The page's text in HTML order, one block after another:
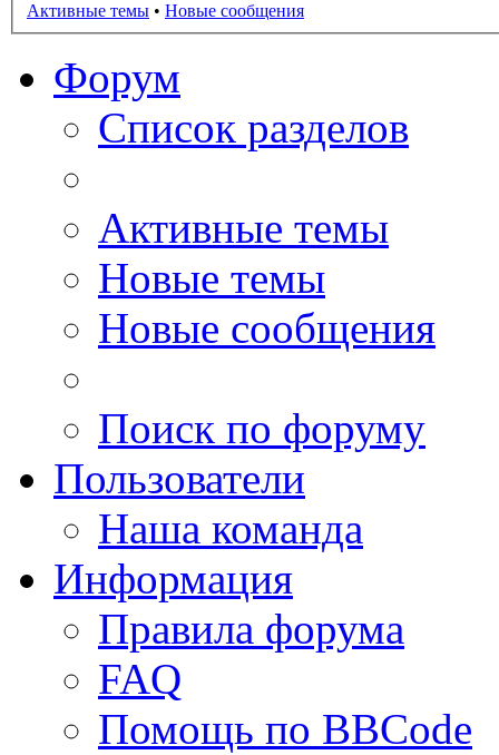
Активные темы • Новые сообщения
Форум
Список разделов
Активные темы
Новые темы
Новые сообщения
Поиск по форуму
Пользователи
Наша команда
Информация
Правила форума
FAQ
Помощь по BBCode